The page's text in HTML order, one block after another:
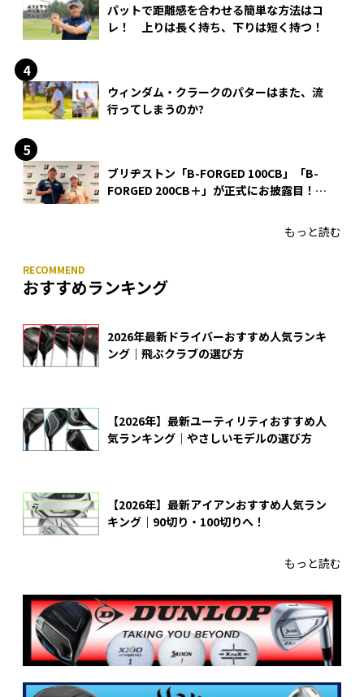
パットで距離感を合わせる簡単な方法はコ
レ！ 上りは長く持ち、下りは短く持つ！
ウィンダム・クラークのパターはまた、流
行ってしまうのか?
ブリヂストン「B-FORGED 100CB」「B-
FORGED 200CB＋」が正式にお披露目！
もっと読む
おすすめランキング
2026年最新ドライバーおすすめ人気ランキ
ング｜飛ぶクラブの選び方
【2026年】最新ユーティリティおすすめ人
気ランキング｜やさしいモデルの選び方
【2026年】最新アイアンおすすめ人気ラン
キング｜90切り・100切りへ！
もっと読む